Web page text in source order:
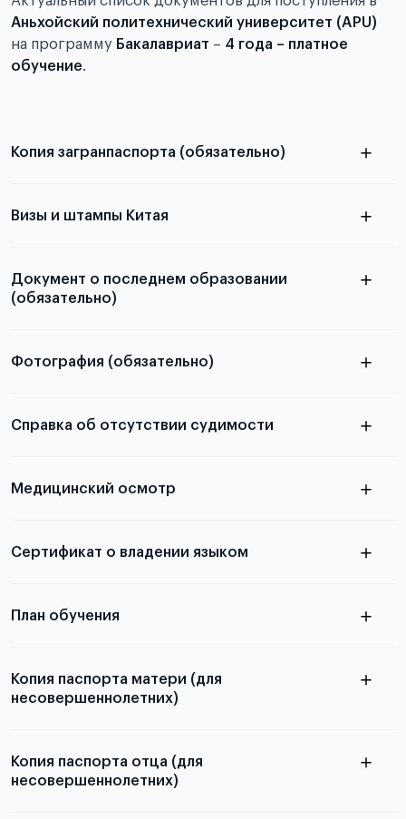
Аньхойский политехнический университет (APU)
на программу Бакалавриат – 4 года – платное
обучение.
Копия загранпаспорта (обязательно)
паспорта
Визы и штампы Китая
Документ о последнем образовании
(обязательно)
абитуриентов, изложена в статье.
Фотография (обязательно)
принимаются
Справка об отсутствии судимости
Медицинский осмотр
Для примеров заполнения и пустых
Сертификат о владении языком
План обучения
Копия паспорта матери (для
несовершеннолетних)
Копия паспорта отца (для
несовершеннолетних)